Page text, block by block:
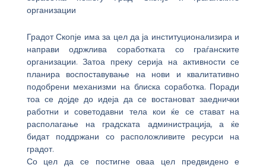
организации
Градот Скопје има за цел да ја институционализира и
направи одржлива соработката со граѓанските
организации. Затоа преку серија на активности се
планира воспоставување на нови и квалитативно
подобрени механизми на блиска соработка. Поради
тоа се дојде до идеја да се востановат заеднички
работни и советодавни тела кои ќе се стават на
располагање на градската администрација, а ќе
бидат поддржани со расположливите ресурси на
градот.
Со цел да се постигне оваа цел предвидено е